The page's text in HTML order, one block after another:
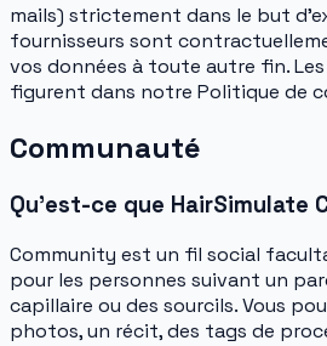
mails) strictement dans le but
fournisseurs sont
vos données à toute autre fin.
figurent dans notre Politique de
Communauté
Qu’est-ce que HairSimulate
Community est un fil social
pour les personnes suivant un
capillaire ou des sourcils. Vous
photos, un récit, des tags de